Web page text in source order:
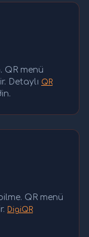
QR menü
Detaylı QR
QR menü
DigiQR